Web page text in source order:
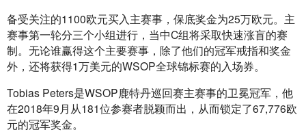
备受关注的1100欧元买入主赛事，保底奖金为25万欧元。主
赛事第一轮分三个小组进行，当中C组将采取快速涨盲的赛
制。无论谁赢得这个主要赛事，除了他们的冠军戒指和奖金
外，还将获得1万美元的WSOP全球锦标赛的入场券。
Tobias Peters是WSOP鹿特丹巡回赛主赛事的卫冕冠军，他
在2018年9月从181位参赛者脱颖而出，从而锁定了67,776欧
元的冠军奖金。